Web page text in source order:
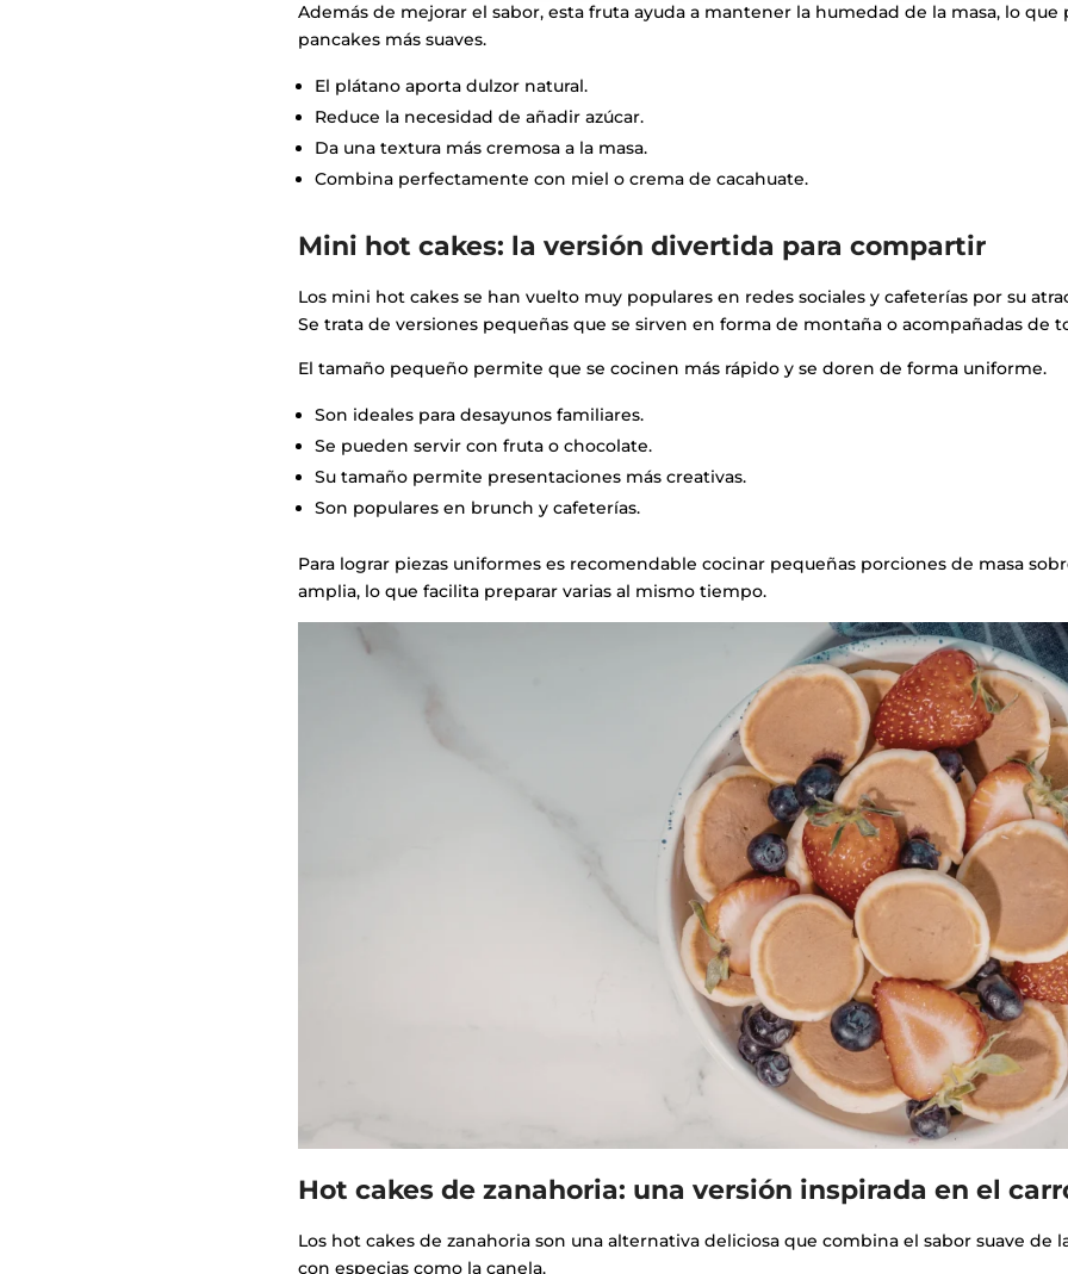
Además de mejorar el sabor, esta fruta ayuda a mantener la humedad de la masa, lo
pancakes más suaves.
El plátano aporta dulzor natural.
Reduce la necesidad de añadir azúcar.
Da una textura más cremosa a la masa.
Combina perfectamente con miel o crema de cacahuate.
Mini hot cakes: la versión divertida para compartir
Los mini hot cakes se han vuelto muy populares en redes sociales y cafeterías por su
Se trata de versiones pequeñas que se sirven en forma de montaña o acompañadas de
El tamaño pequeño permite que se cocinen más rápido y se doren de forma uniforme.
Son ideales para desayunos familiares.
Se pueden servir con fruta o chocolate.
Su tamaño permite presentaciones más creativas.
Son populares en brunch y cafeterías.
Para lograr piezas uniformes es recomendable cocinar pequeñas porciones de masa
amplia, lo que facilita preparar varias al mismo tiempo.
Hot cakes de zanahoria: una versión inspirada en el
Los hot cakes de zanahoria son una alternativa deliciosa que combina el sabor suave de
con especias como la canela.